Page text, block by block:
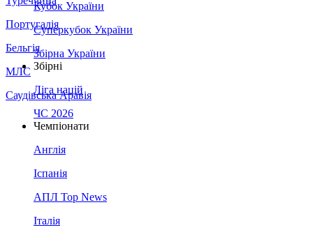
Португалія
Бельгія
МЛС
Саудівська Аравія
Кубок України
Суперкубок України
Збірна України
Збірні
Ліга націй
ЧС 2026
Чемпіонати
Англія
Іспанія
АПЛ Top News
Італія